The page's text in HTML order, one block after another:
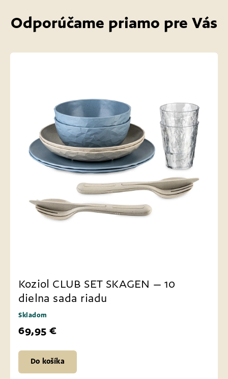
Odporúčame priamo pre Vás
Koziol CLUB SET SKAGEN – 10
dielna sada riadu
Skladom
69,95 €
Do košíka